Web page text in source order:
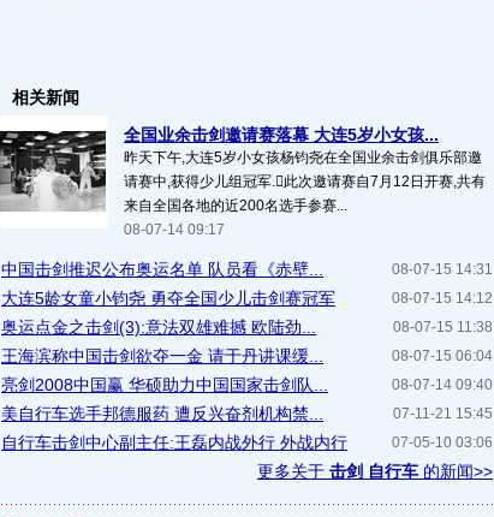
相关新闻
全国业余击剑邀请赛落幕 大连5岁小女孩...
昨天下午,大连5岁小女孩杨钧尧在全国业余击剑俱乐部邀
请赛中,获得少儿组冠军.此次邀请赛自7月12日开赛,共有
来自全国各地的近200名选手参赛...
08-07-14 09:17
08-07-15 14:31
中国击剑推迟公布奥运名单 队员看《赤壁...
08-07-15 14:12
大连5龄女童小钧尧 勇夺全国少儿击剑赛冠军
08-07-15 11:38
奥运点金之击剑(3):意法双雄难撼 欧陆劲...
08-07-15 06:04
王海滨称中国击剑欲夺一金 请于丹讲课缓...
08-07-14 09:40
亮剑2008中国赢 华硕助力中国国家击剑队...
07-11-21 15:45
美自行车选手邦德服药 遭反兴奋剂机构禁...
07-05-10 03:06
自行车击剑中心副主任:王磊内战外行 外战内行
更多关于 击剑 自行车 的新闻>>